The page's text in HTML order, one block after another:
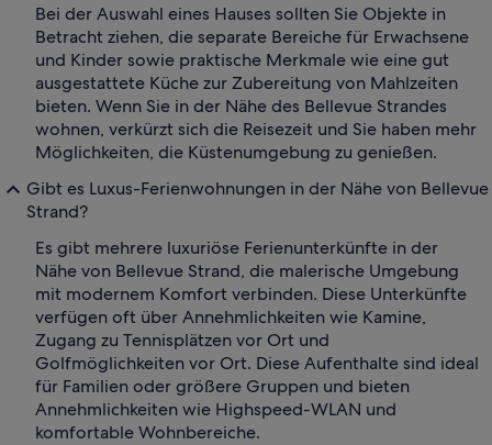
Bei der Auswahl eines Hauses sollten Sie Objekte in
Betracht ziehen, die separate Bereiche für Erwachsene
und Kinder sowie praktische Merkmale wie eine gut
ausgestattete Küche zur Zubereitung von Mahlzeiten
bieten. Wenn Sie in der Nähe des Bellevue Strandes
wohnen, verkürzt sich die Reisezeit und Sie haben mehr
Möglichkeiten, die Küstenumgebung zu genießen.
Gibt es Luxus-Ferienwohnungen in der Nähe von Bellevue
Strand?
Es gibt mehrere luxuriöse Ferienunterkünfte in der
Nähe von Bellevue Strand, die malerische Umgebung
mit modernem Komfort verbinden. Diese Unterkünfte
verfügen oft über Annehmlichkeiten wie Kamine,
Zugang zu Tennisplätzen vor Ort und
Golfmöglichkeiten vor Ort. Diese Aufenthalte sind ideal
für Familien oder größere Gruppen und bieten
Annehmlichkeiten wie Highspeed-WLAN und
komfortable Wohnbereiche.